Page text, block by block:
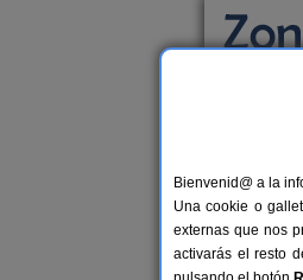
Bienvenid@ a la
Una cookie o
externas que nos
activarás el resto